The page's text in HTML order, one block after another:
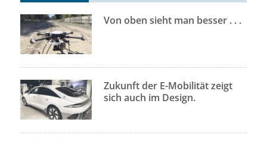
Von oben sieht man besser . . .
Zukunft der E-Mobilität zeigt
sich auch im Design.